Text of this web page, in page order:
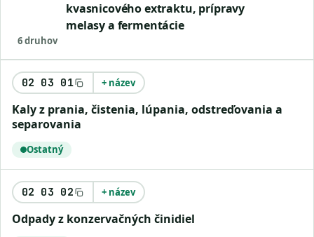
kvasnicového extraktu, prípravy
melasy a fermentácie
6 druhov
02 03 01 + název
kaly z prania, čistenia, lúpania, odstreďovania a
separovania
Ostatný
02 03 02 + název
odpady z konzervačných činidiel